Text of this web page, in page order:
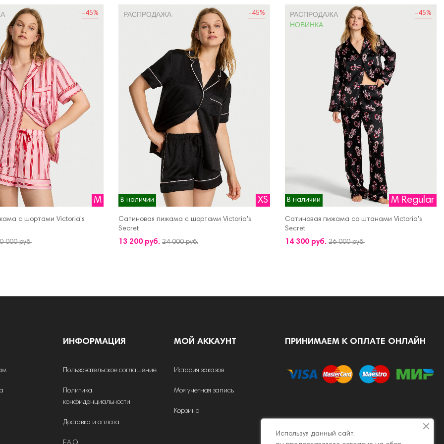
-45%
M
с шортами Victoria's
000 руб.
-45%
РАСПРОДАЖА
В наличии XS
Сатиновая пижама с шортами Victoria's
Secret
13 200 руб. 24 000 руб.
-45%
РАСПРОДАЖА
НОВИНКА
В наличии M Regular
Сатиновая пижама со штанами Victoria's
Secret
14 300 руб. 26 000 руб.
ИНФОРМАЦИЯ
Пользовательское соглашение
Политика
конфиденциальности
Доставка и оплата
МОЙ АККАУНТ
История заказов
Моя учетная запись
Корзина
ПРИНИМАЕМ К ОПЛАТЕ ОНЛАЙН
Используя данный сайт,